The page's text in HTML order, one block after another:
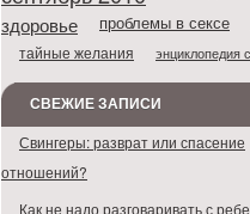
здоровье проблемы в сексе
тайные желания энциклопедия
СВЕЖИЕ ЗАПИСИ
Свингеры: разврат или спасение
отношений?
Как не надо разговаривать с